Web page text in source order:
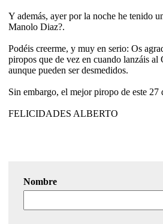
Y además, ayer por la noche he tenido
Manolo Diaz?.
Podéis creerme, y muy en serio: Os
piropos que de vez en cuando lanzáis al
aunque pueden ser desmedidos.
Sin embargo, el mejor piropo de este 27
FELICIDADES ALBERTO
Nombre